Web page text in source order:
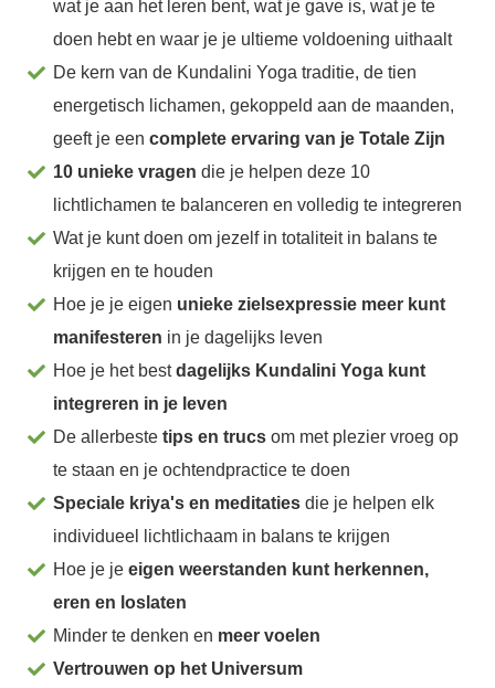
wat je aan het leren bent, wat je gave is, wat je te
doen hebt en waar je je ultieme voldoening uithaalt
De kern van de Kundalini Yoga traditie, de tien
energetisch lichamen, gekoppeld aan de maanden,
geeft je eencomplete ervaring van je Totale Zijn
10 unieke vragendie je helpen deze 10
lichtlichamen te balanceren en volledig te integreren
Wat je kunt doen om jezelf in totaliteit in balans te
krijgen en te houden
Hoe je je eigen unieke zielsexpressie meer kunt
manifesteren in je dagelijks leven
Hoe je het bestdagelijks Kundalini Yoga kunt
integreren in je leven
De allerbestetips en trucsom met plezier vroeg op
te staan en je ochtendpractice te doen
Speciale kriya's en meditaties die je helpen elk
individueel lichtlichaam in balans te krijgen
Hoe je jeeigen weerstanden kunt herkennen,
eren en loslaten
Minder te denken en meer voelen
Vertrouwen op het Universum